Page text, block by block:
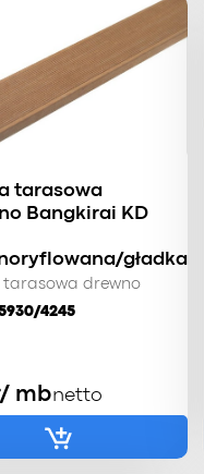
tarasowa
Bangkirai KD
gładka
tarasowa drewno
4245
/ mbnetto